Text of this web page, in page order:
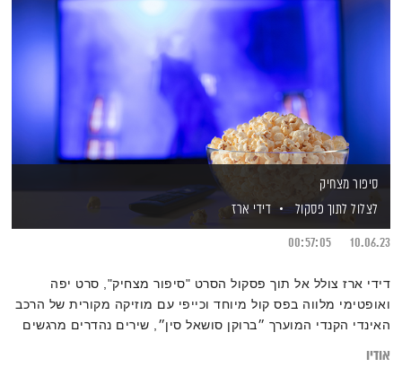
סיפור מצחיק
לצלול לתוך פסקול
דידי ארז
10.06.23
00:57:05
דידי ארז צולל אל תוך פסקול הסרט "סיפור מצחיק", סרט יפה
ואופטימי מלווה בפס קול מיוחד וכייפי עם מוזיקה מקורית של הרכב
האינדי הקנדי המוערך ״ברוקן סושאל סין״, שירים נהדרים מרגשים
אודיו